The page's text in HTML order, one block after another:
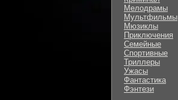
Мелодрамы
Мультфильмы
Мюзиклы
Приключения
Семейные
Cпортивные
Триллеры
Ужасы
Фантастика
Фэнтези